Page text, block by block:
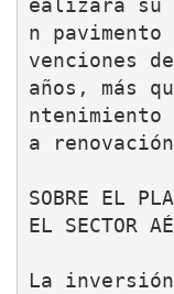
ealizará su
n
venciones
años, más
a
SOBRE EL
EL SECTOR
La